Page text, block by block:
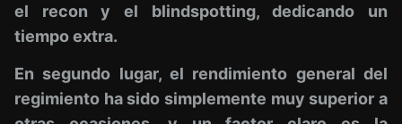
el recon y el blindspotting, dedicando un
tiempo extra.
En segundo lugar, el rendimiento general del
regimiento ha sido simplemente muy superior a